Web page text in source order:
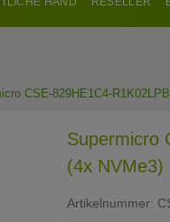
CSE-829HE1C4-
Supermicro
(4x NVMe3)
Artikelnummer: